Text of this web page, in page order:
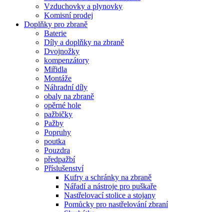
Vzduchovky a plynovky
Komisní prodej
Doplňky pro zbraně
Baterie
Díly a doplňky na zbraně
Dvojnožky
kompenzátory
Miřidla
Montáže
Náhradní díly
obaly na zbraně
opěrné hole
pažbičky
Pažby
Popruhy
poutka
Pouzdra
předpažbí
Příslušenství
Kufry a schránky na zbraně
Nářadí a nástroje pro puškaře
Nastřelovací stolice a stojany
Pomůcky pro nastřelování zbraní